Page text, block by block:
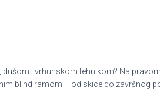
i vrhunskom tehnikom? Na
blind ramom – od skice do završnog